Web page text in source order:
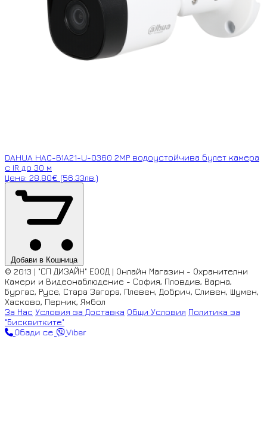
DAHUA HAC-B1A21-U-0360 2MP водоустойчива булет камера
с IR до 30 м
Цена: 28.80€ (56.33лв.)
Добави в Кошница
© 2013 | "СП ДИЗАЙН" ЕООД | Онлайн Магазин - Охранителни
Камери и Видеонаблюдение - София, Пловдив, Варна,
Бургас, Русе, Стара Загора, Плевен, Добрич, Сливен, Шумен,
Хасково, Перник, Ямбол
За Нас Условия за Доставка Общи Условия Политика за
"Бисквитките"
Обади се
Viber